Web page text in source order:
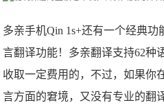
多亲手机Qin 1s+还有一个经典
言翻译功能！多亲翻译支持62种
收取一定费用的，不过，如果你
言方面的窘境，又没有专业的翻